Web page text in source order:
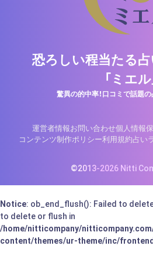
恐ろしい程当たる
「ミエル
驚異の的中率！口コミで話題の
運営者情報お問い合わせ個人情報
コンテンツ制作ポリシー利用規約占い
©2013-2026 Nitti
Notice: ob_end_flush(): Failed to
to delete or flush in
/home/nitticompany/
content/themes/ur-theme/inc/